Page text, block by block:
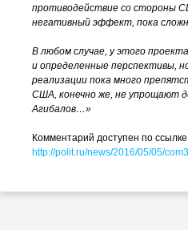
противодействие со стороны
негативный эффект, пока
В любом случае, у этого
и определенные перспективы,
реализации пока много
США, конечно же, не упрощают
Агибалов…»
Комментарий доступен по
http://polit.ru/news/2016/05/05/